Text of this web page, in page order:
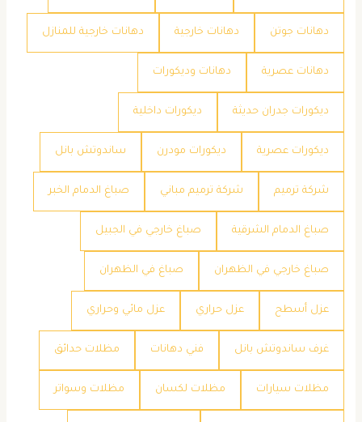
دهانات جوتن دهانات خارجية دهانات خارجية للمنازل
دهانات عصرية دهانات وديكورات
ديكورات جدران حديثة ديكورات داخلية
ديكورات عصرية ديكورات مودرن ساندوتش بانل
شركة ترميم شركة ترميم مباني صباغ الدمام الخبر
صباغ الدمام الشرقية صباغ خارجي في الجبيل
صباغ خارجي في الظهران صباغ في الظهران
عزل أسطح عزل حراري عزل مائي وحراري
غرف ساندوتش بانل فني دهانات مظلات حدائق
مظلات سيارات مظلات لكسان مظلات وسواتر